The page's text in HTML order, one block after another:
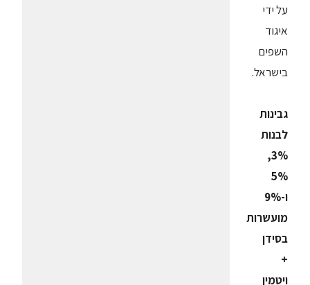
על ידי
איגוד
השפים
בישראל.
גבינות
לבנות
3%,
5%
ו-9%
מועשרות
בסידן
+
ויטמין